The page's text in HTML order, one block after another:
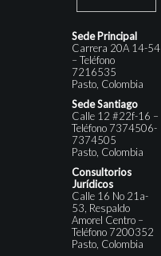
Sede Principal
Carrera 20A 14-54
– Teléfono
7216535
Pasto, Colombia
Sede Santiago
Calle 12 #22f-16 –
Teléfono 7374506-
7374505
Pasto, Colombia
Consultorios
Jurídicos
Calle 16 No 21a-
53, Respaldo
Amorel Centro –
Teléfono 7200352
Pasto, Colombia